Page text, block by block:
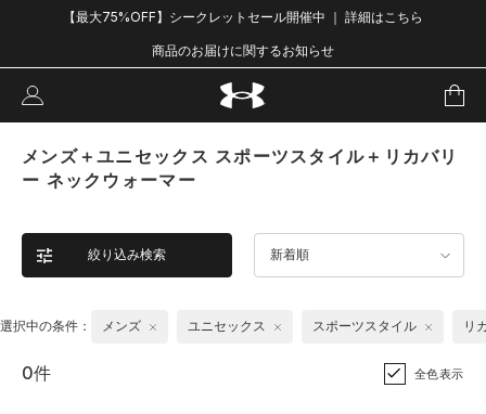
【最大75%OFF】シークレットセール開催中 ｜ 詳細はこちら
商品のお届けに関するお知らせ
メンズ＋ユニセックス スポーツスタイル＋リカバリ
ー ネックウォーマー
絞り込み検索 新着順
選択中の条件： メンズ ユニセックス スポーツスタイル リ
0件 全色表示